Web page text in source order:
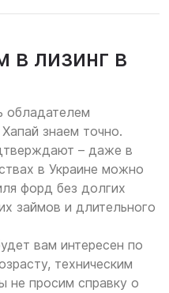
в лизинг в
обладателем
знаем точно.
– даже в
в Украине можно
форд без долгих
займов и длительного
вам интересен по
техническим
не просим справку о